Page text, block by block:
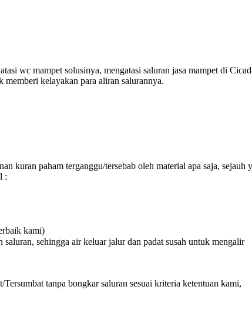
wc mampet solusinya, mengatasi saluran jasa mampet di
kelayakan para aliran salurannya.
kuran paham terganggu/tersebab oleh material apa saja, sejauh
:
kami)
sehingga air keluar jalur dan padat susah untuk mengalir
tanpa bongkar saluran sesuai kriteria ketentuan kami,